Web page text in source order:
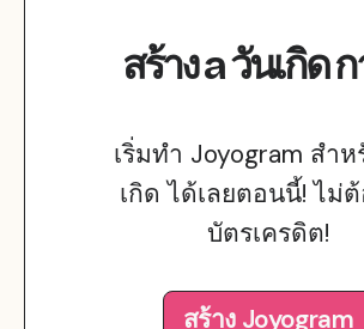
สร้างaวันเกิด
เริ่มทำ Joyogram สำ
เกิด ได้เลยตอนนี้! ไม่
บัตรเครดิต!
สร้าง Joyogram